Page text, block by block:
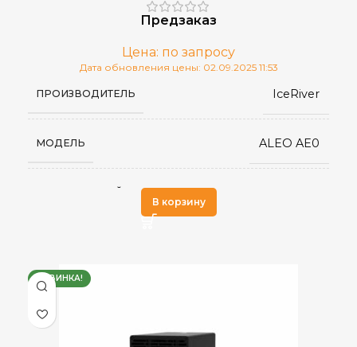
Предзаказ
Цена: по запросу
Дата обновления цены: 02.09.2025 11:53
ПРОИЗВОДИТЕЛЬ IceRiver
МОДЕЛЬ ALEO AE0
АЛГОРИТМ МАЙНИНГА
ДОБЫВАЕМЫЕ МОНЕТЫ
ЭЛЕКТРОПОТРЕБЛЕНИЕ (КВТ)
В корзину
НОВИНКА!